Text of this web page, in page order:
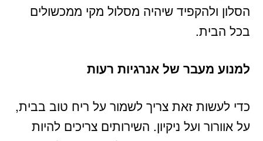
הסלון ולהקפיד שיהיה מסלול מקי ממכשולים
בכל הבית.
למנוע מעבר של אנרגיות רעות
כדי לעשות זאת צריך לשמור על ריח טוב בבית,
על אוורור ועל ניקיון. השירותים צריכים להיות